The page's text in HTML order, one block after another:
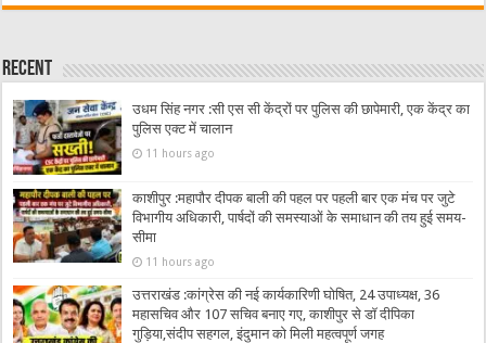
Recent
उधम सिंह नगर :सी एस सी केंद्रों पर पुलिस की छापेमारी, एक केंद्र का
पुलिस एक्ट में चालान
11 hours ago
काशीपुर :महापौर दीपक बाली की पहल पर पहली बार एक मंच पर जुटे
विभागीय अधिकारी, पार्षदों की समस्याओं के समाधान की तय हुई समय-
सीमा
11 hours ago
उत्तराखंड :कांग्रेस की नई कार्यकारिणी घोषित, 24 उपाध्यक्ष, 36
महासचिव और 107 सचिव बनाए गए, काशीपुर से डॉ दीपिका
गुड़िया,संदीप सहगल, इंदुमान को मिली महत्वपूर्ण जगह